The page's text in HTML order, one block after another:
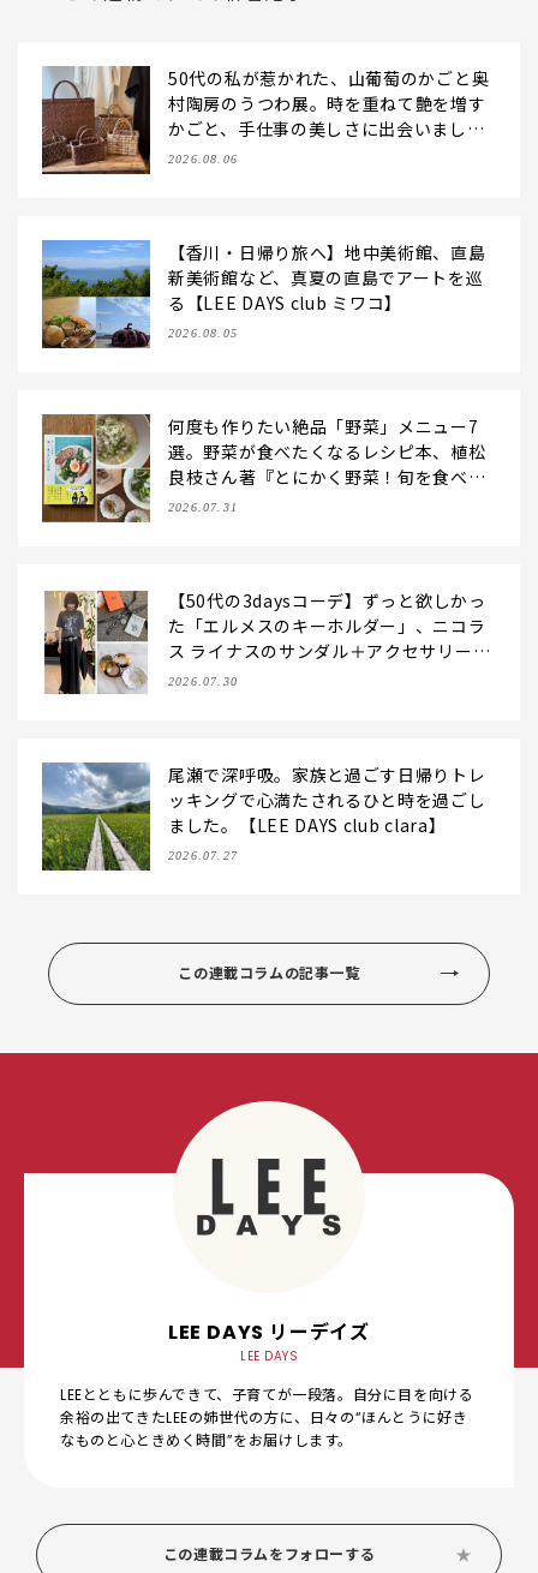
50代の私が惹かれた、山葡萄のかごと奥
村陶房のうつわ展。時を重ねて艶を増す
かごと、手仕事の美しさに出会いまし
た。【LEE DAYS club tanpopo】
2026.08.06
【香川・日帰り旅へ】地中美術館、直島
新美術館など、真夏の直島でアートを巡
る【LEE DAYS club ミワコ】
2026.08.05
何度も作りたい絶品「野菜」メニュー7
選。野菜が食べたくなるレシピ本、植松
良枝さん著『とにかく野菜！旬を食べた
いレシピ帖』【LEE DAYS club ering
2026.07.31
【50代の3daysコーデ】ずっと欲しかっ
た「エルメスのキーホルダー」、ニコラ
ス ライナスのサンダル＋アクセサリーと
レースキャミで夏のおしゃれを更新！
2026.07.30
尾瀬で深呼吸。家族と過ごす日帰りトレ
ッキングで心満たされるひと時を過ごし
ました。【LEE DAYS club clara】
2026.07.27
この連載コラムの記事一覧
LEE DAYS リーデイズ
LEE DAYS
LEEとともに歩んできて、子育てが一段落。自分に目を向ける
余裕の出てきたLEEの姉世代の方に、日々の“ほんとうに好き
なものと心ときめく時間”をお届けします。
この連載コラムをフォローする